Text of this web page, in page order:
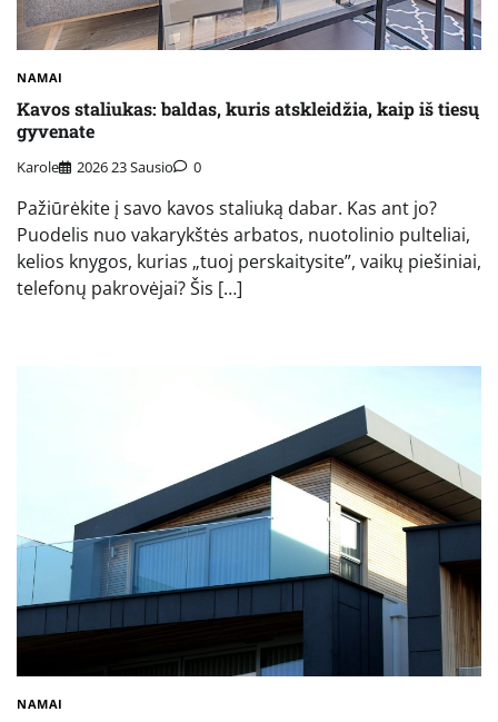
NAMAI
Kavos staliukas: baldas, kuris atskleidžia, kaip iš tiesų
gyvenate
Karole 2026 23 Sausio 0
Pažiūrėkite į savo kavos staliuką dabar. Kas ant jo?
Puodelis nuo vakarykštės arbatos, nuotolinio pulteliai,
kelios knygos, kurias „tuoj perskaitysite”, vaikų piešiniai,
telefonų pakrovėjai? Šis […]
NAMAI